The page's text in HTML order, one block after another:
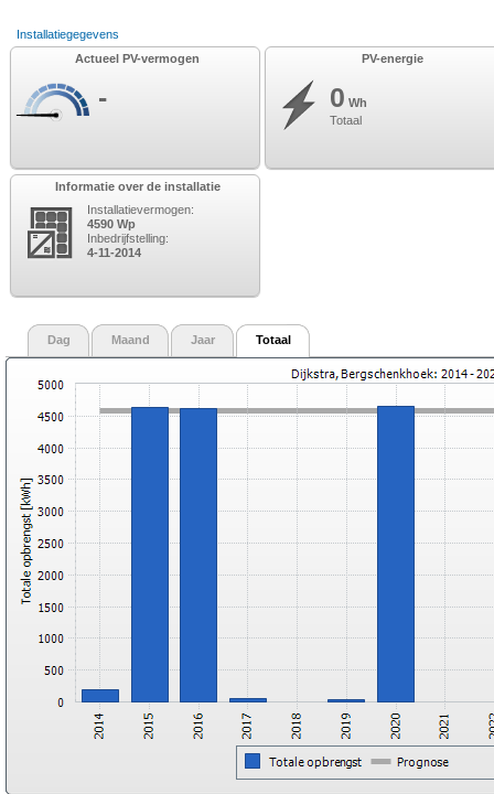
Installatiegegevens
Actueel PV-vermogen
-
PV-energie
0 Wh
Totaal
Informatie over de installatie
Installatievermogen:
4590 Wp
Inbedrijfstelling:
4-11-2014
Dag Maand Jaar Totaal